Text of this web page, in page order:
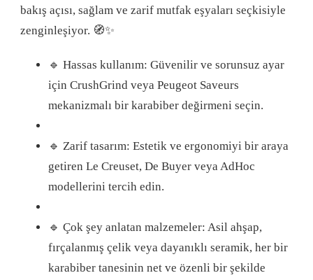
bakış açısı, sağlam ve zarif mutfak eşyaları seçkisiyle
zenginleşiyor. 🧭✨
🔹 Hassas kullanım: Güvenilir ve sorunsuz ayar
için CrushGrind veya Peugeot Saveurs
mekanizmalı bir karabiber değirmeni seçin.
🔹 Zarif tasarım: Estetik ve ergonomiyi bir araya
getiren Le Creuset, De Buyer veya AdHoc
modellerini tercih edin.
🔹 Çok şey anlatan malzemeler: Asil ahşap,
fırçalanmış çelik veya dayanıklı seramik, her bir
karabiber tanesinin net ve özenli bir şekilde